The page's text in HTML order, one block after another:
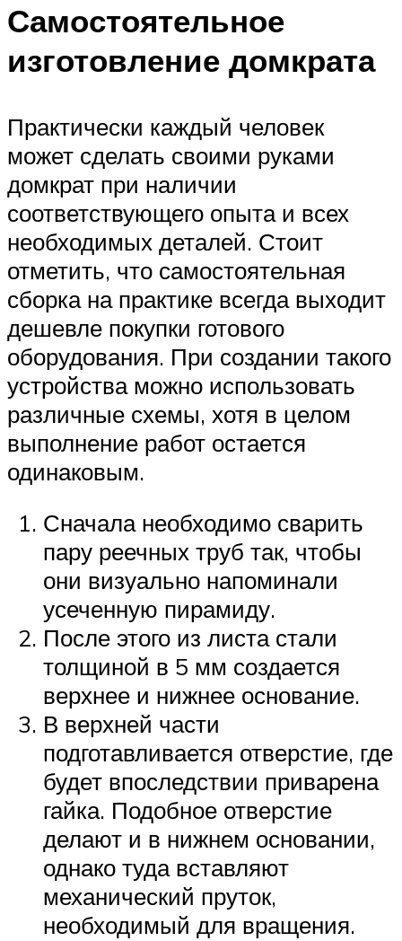
Самостоятельное
изготовление домкрата
Практически каждый человек
может сделать своими руками
домкрат при наличии
соответствующего опыта и всех
необходимых деталей. Стоит
отметить, что самостоятельная
сборка на практике всегда выходит
дешевле покупки готового
оборудования. При создании такого
устройства можно использовать
различные схемы, хотя в целом
выполнение работ остается
одинаковым.
Сначала необходимо сварить
пару реечных труб так, чтобы
они визуально напоминали
усеченную пирамиду.
После этого из листа стали
толщиной в 5 мм создается
верхнее и нижнее основание.
В верхней части
подготавливается отверстие, где
будет впоследствии приварена
гайка. Подобное отверстие
делают и в нижнем основании,
однако туда вставляют
механический пруток,
необходимый для вращения.